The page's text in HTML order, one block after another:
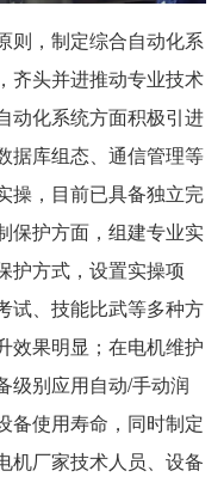
则，制定综合自动化系
齐头并进推动专业技术
动化系统方面积极引进
据库组态、通信管理等
操，目前已具备独立完
保护方面，组建专业实
护方式，设置实操项
试、技能比武等多种方
效果明显；在电机维护
级别应用自动/手动润
备使用寿命，同时制定
机厂家技术人员、设备